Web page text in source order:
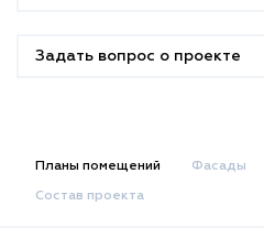
Задать вопрос о проекте
Планы помещений Фасады
Состав проекта